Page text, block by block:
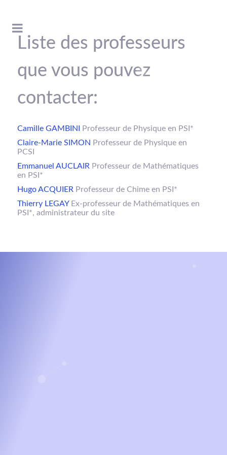
Liste des professeurs
que vous pouvez
contacter:
Camille GAMBINI
Professeur de Physique en PSI*
Claire-Marie SIMON Professeur de Physique en
PCSI
Emmanuel AUCLAIR Professeur de Mathématiques
en PSI*
Hugo ACQUIER Professeur de Chime en PSI*
Thierry LEGAY Ex-professeur de Mathématiques en
PSI*, administrateur du site